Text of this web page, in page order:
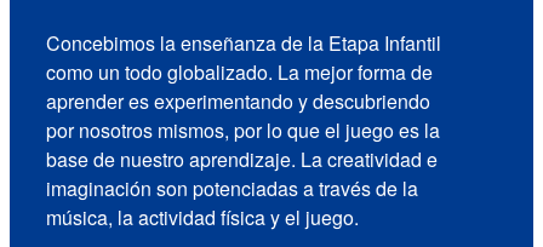
Concebimos la enseñanza de la Etapa Infantil
como un todo globalizado. La mejor forma de
aprender es experimentando y descubriendo
por nosotros mismos, por lo que el juego es la
base de nuestro aprendizaje. La creatividad e
imaginación son potenciadas a través de la
música, la actividad física y el juego.